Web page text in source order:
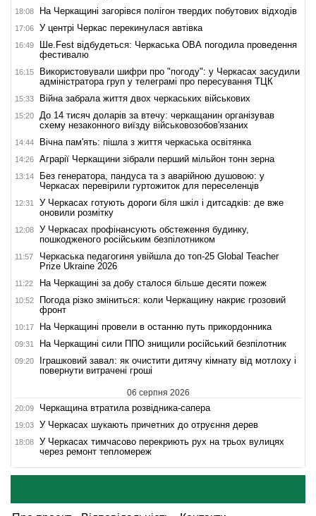
18:08 На Черкащині загорівся полігон твердих побутових відходів
17:06 У центрі Черкас перекинулася автівка
16:49
Ше.Fest відбудеться: Черкаська ОВА погодила проведення
фестивалю
16:15
Використовували шифри про "погоду": у Черкасах засудили
адміністратора груп у телеграмі про пересування ТЦК
15:33 Війна забрала життя двох черкаських військових
15:20
До 14 тисяч доларів за втечу: черкащанин організував
схему незаконного виїзду військовозобов'язаних
14:44 Вічна пам'ять: пішла з життя черкаська освітянка
14:26 Аграрії Черкащини зібрали перший мільйон тонн зерна
13:14
Без генератора, пандуса та з аварійною душовою: у
Черкасах перевірили гуртожиток для переселенців
12:31
У Черкасах готують дороги біля шкіл і дитсадків: де вже
оновили розмітку
12:08
У Черкасах профінансують обстеження будинку,
пошкодженого російським безпілотником
11:57
Черкаська педагогиня увійшла до топ-25 Global Teacher
Prize Ukraine 2026
11:22 На Черкащині за добу сталося більше десяти пожеж
10:52
Погода різко зміниться: коли Черкащину накриє грозовий
фронт
10:17 На Черкащині провели в останню путь прикордонника
09:31 На Черкащині сили ППО знищили російський безпілотник
09:20
Іграшковий завал: як очистити дитячу кімнату від мотлоху і
повернути витрачені гроші
06 серпня 2026
20:09 Черкащина втратила розвідника-сапера
19:03 У Черкасах шукають причетних до отруєння дерев
18:08
У Черкасах тимчасово перекриють рух на трьох вулицях
через ремонт тепломереж